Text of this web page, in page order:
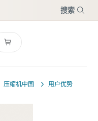
搜索
压缩机中国 用户优势